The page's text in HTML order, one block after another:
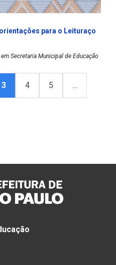
para o Leituraço
Secretaria Municipal de Educação
3 4 5 …